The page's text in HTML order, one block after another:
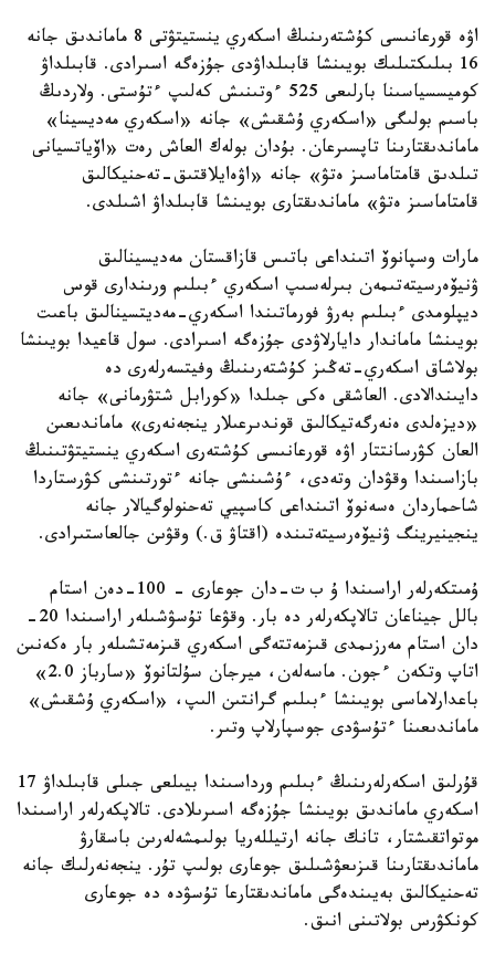
اۋە قورعانىسى كۇشتەرىنىڭ اسكەري ينستيتۋتى 8 ماماندىق جانە
16 بىلىكتىلىك بويىنشا قابىلداۋدى جۇزەگە اسىرادى. قابىلداۋ
كوميسسياسىنا بارلىعى 525 ءوتىنىش كەلىپ ءتۇستى. ولاردىڭ
باسىم بولىگى «اسكەري ۇشقىش» جانە «اسكەري مەديسينا»
ماماندىقتارىنا تاپسىرعان. بۇدان بولەك العاش رەت «اۆياتسيانى
تىلدىق قامتاماسىز ەتۋ» جانە «اۋەايلاقتىق-تەحنيكالىق
قامتاماسىز ەتۋ» ماماندىقتارى بويىنشا قابىلداۋ اشىلدى.
مارات وسپانوۆ اتىنداعى باتىس قازاقستان مەديسينالىق
ۋنيۆەرسيتەتىمەن بىرلەسىپ اسكەري ءبىلىم ورىندارى قوس
ديپلومدى ءبىلىم بەرۋ فورماتىندا اسكەري-مەديتسينالىق باعىت
بويىنشا ماماندار دايارلاۋدى جۇزەگە اسىرادى. سول قاعيدا بويىنشا
بولاشاق اسكەري-تەڭىز كۇشتەرىنىڭ وفيتسەرلەرى دە
دايىندالادى. العاشقى ەكى جىلدا «كورابل شتۋرمانى» جانە
«ديزەلدى ەنەرگەتيكالىق قوندىرعىلار ينجەنەرى» ماماندىعىن
العان كۋرسانتتار اۋە قورعانىسى كۇشتەرى اسكەري ينستيتۋتىنىڭ
بازاسىندا وقۋدان وتەدى، ءۇشىنشى جانە ءتورتىنشى كۋرستاردا
شاحماردان ەسەنوۆ اتىنداعى كاسپيي تەحنولوگيالار جانە
ينجينيرينگ ۋنيۆەرسيتەتىندە (اقتاۋ ق.) وقۋىن جالعاستىرادى.
ۇمىتكەرلەر اراسىندا ۇ ب ت-دان جوعارى – 100-دەن استام
بالل جيناعان تالاپكەرلەر دە بار. وقۋعا تۇسۋشىلەر اراسىندا 20-
دان استام مەرزىمدى قىزمەتتەگى اسكەري قىزمەتشىلەر بار ەكەنىن
اتاپ وتكەن ءجون. ماسەلەن، ميرجان سۇلتانوۆ «سارباز 2.0»
باعدارلاماسى بويىنشا ءبىلىم گرانتىن الىپ، «اسكەري ۇشقىش»
ماماندىعىنا ءتۇسۋدى جوسپارلاپ وتىر.
قۇرلىق اسكەرلەرىنىڭ ءبىلىم ورداسىندا بيىلعى جىلى قابىلداۋ 17
اسكەري ماماندىق بويىنشا جۇزەگە اسىرىلادى. تالاپكەرلەر اراسىندا
موتواتقىشتار، تانك جانە ارتيللەريا بولىمشەلەرىن باسقارۋ
ماماندىقتارىنا قىزىعۋشىلىق جوعارى بولىپ تۇر. ينجەنەرلىك جانە
تەحنيكالىق بەيىندەگى ماماندىقتارعا تۇسۋدە دە جوعارى
كونكۋرس بولاتىنى انىق.